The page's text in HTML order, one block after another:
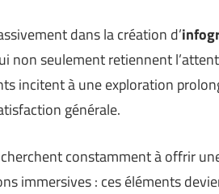
dans la création d’
non seulement retiennent
incitent à une exploration
générale.
constamment à offrir
immersives : ces éléments